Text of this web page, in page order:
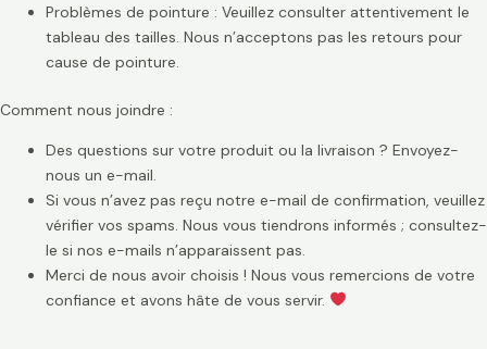
Problèmes de pointure : Veuillez consulter attentivement le
tableau des tailles. Nous n’acceptons pas les retours pour
cause de pointure.
Comment nous joindre :
Des questions sur votre produit ou la livraison ? Envoyez-
nous un e-mail.
Si vous n’avez pas reçu notre e-mail de confirmation, veuillez
vérifier vos spams. Nous vous tiendrons informés ; consultez-
le si nos e-mails n’apparaissent pas.
Merci de nous avoir choisis ! Nous vous remercions de votre
confiance et avons hâte de vous servir.